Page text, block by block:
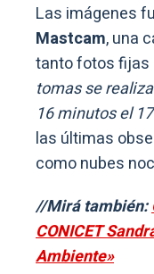
Las imágenes
Mastcam, una
tanto fotos fijas
tomas se
16 minutos el
las últimas
como nubes
//Mirá también:
CONICET
Ambiente»